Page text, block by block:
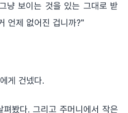
냥 보이는 것을 있는 그대로 받
언제 없어진 겁니까?"
게 건넸다.
봤다. 그리고 주머니에서 작은